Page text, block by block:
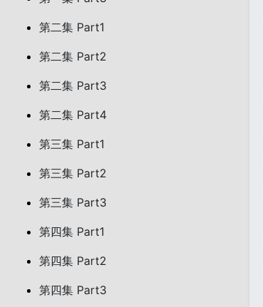
第二集 Part1
第二集 Part2
第二集 Part3
第二集 Part4
第三集 Part1
第三集 Part2
第三集 Part3
第四集 Part1
第四集 Part2
第四集 Part3